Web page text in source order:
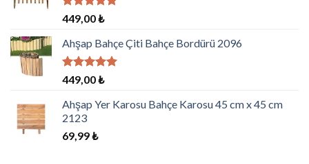
5 üzerinden
5.00oy
aldı
449,00₺
Ahşap Bahçe Çiti Bahçe Bordürü 2096
5 üzerinden
5.00oy
aldı
449,00₺
Ahşap Yer Karosu Bahçe Karosu 45 cm x 45 cm
2123
69,99₺